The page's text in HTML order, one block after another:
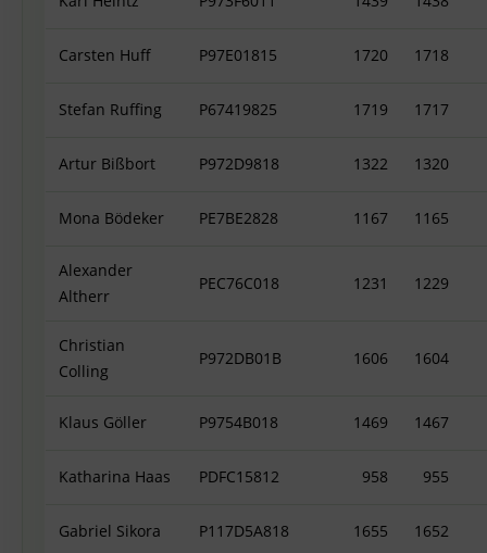
Carsten Huff P97E01815 1720 1718
Stefan Ruffing P67419825 1719 1717
Artur Bißbort P972D9818 1322 1320
Mona Bödeker PE7BE2828 1167 1165
Alexander
Altherr
PEC76C018 1231 1229
Christian
Colling
P972DB01B 1606 1604
Klaus Göller P9754B018 1469 1467
Katharina Haas PDFC15812 958 955
Gabriel Sikora P117D5A818 1655 1652